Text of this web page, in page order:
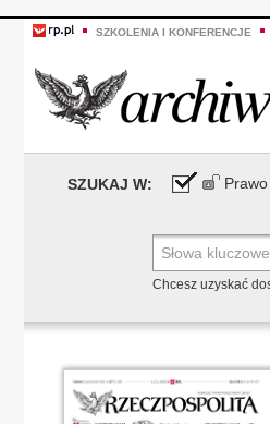
SZKOLENIA I KONFERENCJE
SZUKAJ W: Prawo
Chcesz uzyskać